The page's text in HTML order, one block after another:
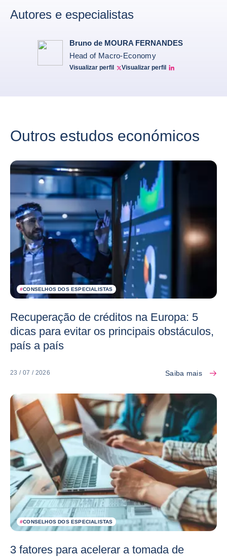
Autores e especialistas
Bruno de MOURA FERNANDES
Head of Macro-Economy
Visualizar perfil
Twitter Bruno FernandesVisualizar perfil
Bruno de Moura Fernandes linkedin
Outros estudos económicos
#CONSELHOS DOS ESPECIALISTAS
Recuperação de créditos na Europa: 5
dicas para evitar os principais obstáculos,
país a país
23 / 07 / 2026 Saiba mais
#CONSELHOS DOS ESPECIALISTAS
3 fatores para acelerar a tomada de